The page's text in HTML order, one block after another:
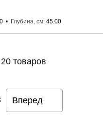
Глубина, см 45.00
товаров
Вперед